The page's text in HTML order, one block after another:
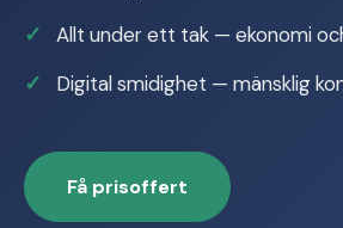
Allt under ett tak — ekonomi
Digital smidighet — mänsklig
Få prisoffert